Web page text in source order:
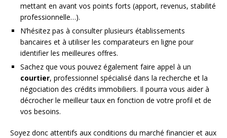
mettant en avant vos points forts (apport, revenus, stabilité
professionnelle…).
N’hésitez pas à consulter plusieurs établissements
bancaires et à utiliser les comparateurs en ligne pour
identifier les meilleures offres.
Sachez que vous pouvez également faire appel à un
courtier, professionnel spécialisé dans la recherche et la
négociation des crédits immobiliers. Il pourra vous aider à
décrocher le meilleur taux en fonction de votre profil et de
vos besoins.
Soyez donc attentifs aux conditions du marché financier et aux